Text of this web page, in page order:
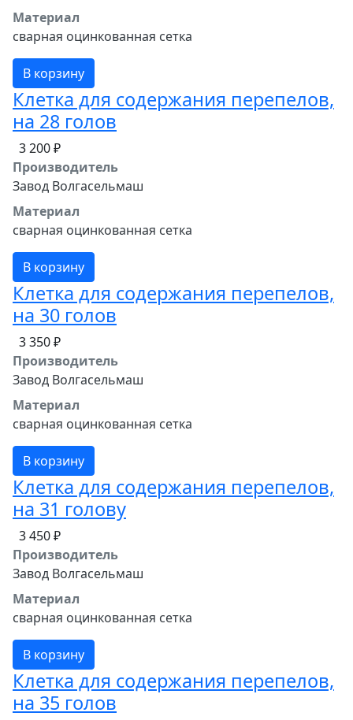
Материал
сварная оцинкованная сетка
В корзину
Клетка для содержания перепелов,
на 28 голов
3 200 ₽
Производитель
Завод Волгасельмаш
Материал
сварная оцинкованная сетка
В корзину
Клетка для содержания перепелов,
на 30 голов
3 350 ₽
Производитель
Завод Волгасельмаш
Материал
сварная оцинкованная сетка
В корзину
Клетка для содержания перепелов,
на 31 голову
3 450 ₽
Производитель
Завод Волгасельмаш
Материал
сварная оцинкованная сетка
В корзину
Клетка для содержания перепелов,
на 35 голов